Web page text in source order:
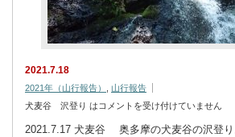
2021.7.18
2021年（山行報告）
山行報告
犬麦谷 沢登り は コメントを受け付けていません
2021.7.17 犬麦谷 奥多摩の犬麦谷の沢登り